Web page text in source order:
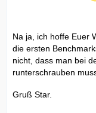
Na ja, ich hoffe Euer
die ersten
nicht, dass man bei
runterschrauben
Gruß Star.